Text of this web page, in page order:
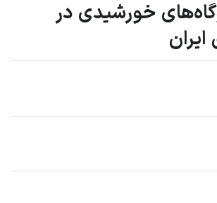
خورشیدی در
ایران